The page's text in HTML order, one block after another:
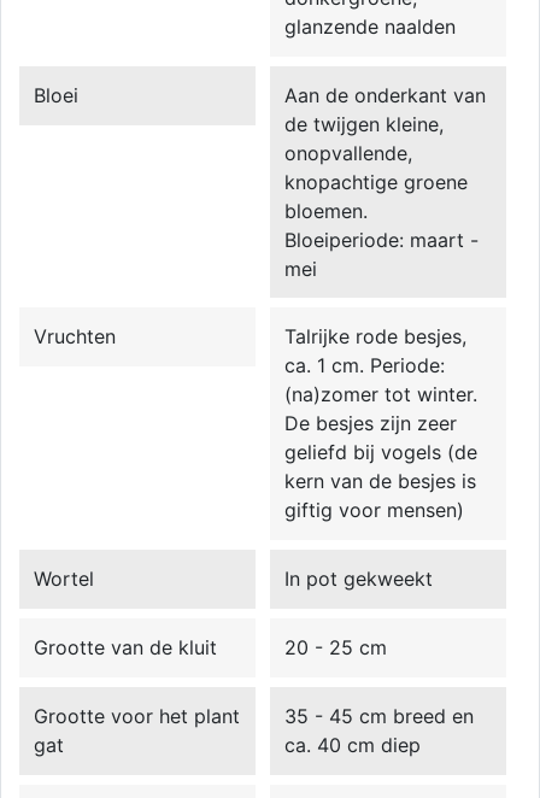
glanzende naalden
Bloei
Aan de onderkant van
de twijgen kleine,
onopvallende,
knopachtige groene
bloemen.
Bloeiperiode: maart -
mei
Vruchten
Talrijke rode besjes,
ca. 1 cm. Periode:
(na)zomer tot winter.
De besjes zijn zeer
geliefd bij vogels (de
kern van de besjes is
giftig voor mensen)
Wortel In pot gekweekt
Grootte van de kluit 20 - 25 cm
Grootte voor het plant
gat
35 - 45 cm breed en
ca. 40 cm diep